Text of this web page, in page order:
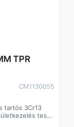
TPR
CM1130055
tartós 3Cr13
tesz